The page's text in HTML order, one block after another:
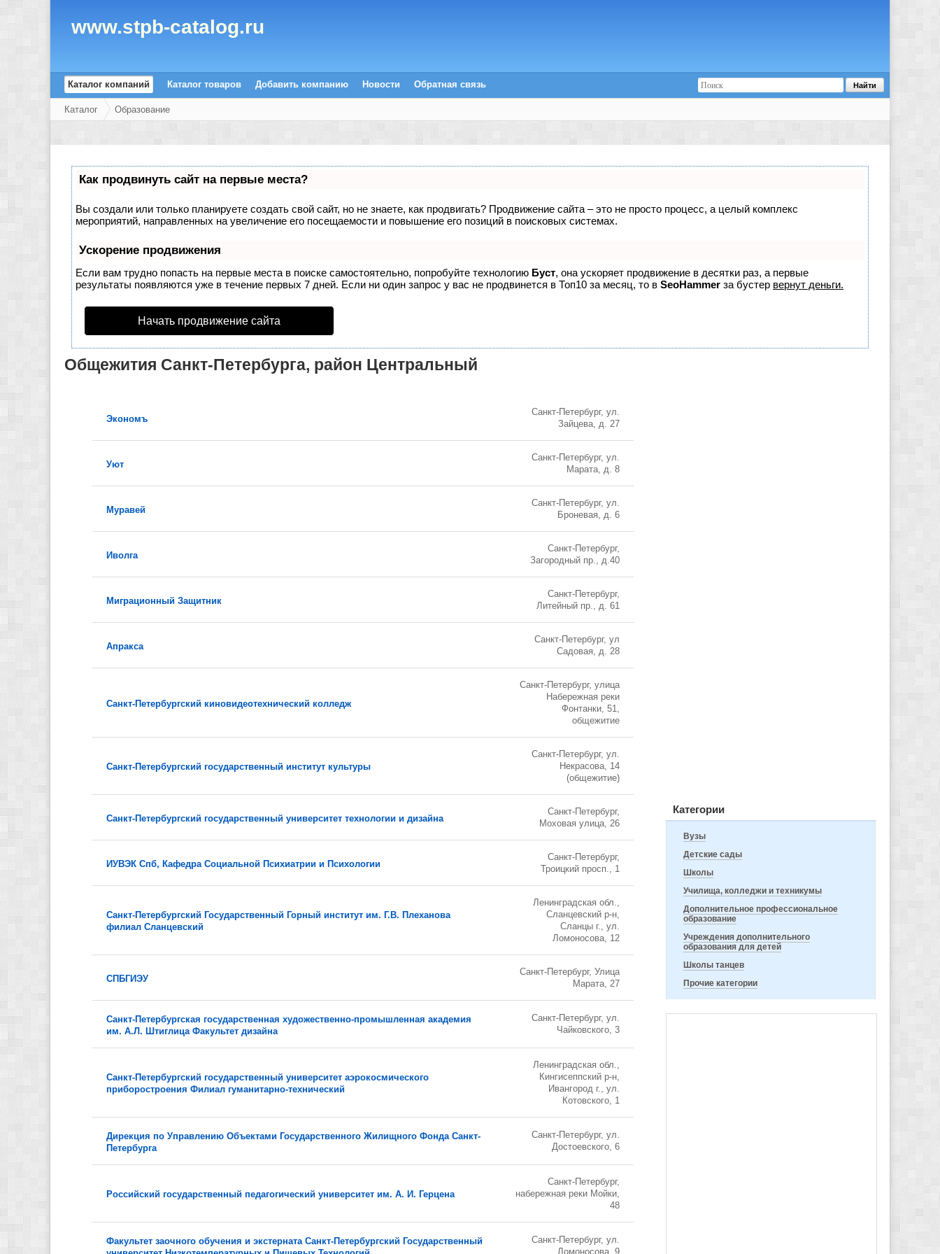
www.stpb-catalog.ru
Каталог компаний Каталог товаров Добавить компанию Новости Обратная связь
Каталог Образование
Как продвинуть сайт на первые места?
Вы создали или только планируете создать свой сайт, но не знаете, как продвигать? Продвижение сайта – это не просто процесс, а целый комплекс
мероприятий, направленных на увеличение его посещаемости и повышение его позиций в поисковых системах.
Ускорение продвижения
Если вам трудно попасть на первые места в поиске самостоятельно, попробуйте технологию Буст, она ускоряет продвижение в десятки раз, а первые
результаты появляются уже в течение первых 7 дней. Если ни один запрос у вас не продвинется в Топ10 за месяц, то в SeoHammer за бустер вернут деньги.
Начать продвижение сайта
Категории
Вузы
Детские сады
Школы
Училища, колледжи и техникумы
Дополнительное профессиональное
образование
Учреждения дополнительного
образования для детей
Школы танцев
Прочие категории
Общежития Санкт-Петербурга, район Центральный
Экономъ
Санкт-Петербург, ул.
Зайцева, д. 27
Уют
Санкт-Петербург, ул.
Марата, д. 8
Муравей
Санкт-Петербург, ул.
Броневая, д. 6
Иволга
Санкт-Петербург,
Загородный пр., д.40
Миграционный Защитник
Санкт-Петербург,
Литейный пр., д. 61
Апракса
Санкт-Петербург, ул
Садовая, д. 28
Санкт-Петербургский киновидеотехнический колледж
Санкт-Петербург, улица
Набережная реки
Фонтанки, 51,
общежитие
Санкт-Петербургский государственный институт культуры
Санкт-Петербург, ул.
Некрасова, 14
(общежитие)
Санкт-Петербургский государственный университет технологии и дизайна
Санкт-Петербург,
Моховая улица, 26
ИУВЭК Спб, Кафедра Социальной Психиатрии и Психологии
Санкт-Петербург,
Троицкий просп., 1
Санкт-Петербургский Государственный Горный институт им. Г.В. Плеханова
филиал Сланцевский
Ленинградская обл.,
Сланцевский р-н,
Сланцы г., ул.
Ломоносова, 12
СПБГИЭУ
Санкт-Петербург, Улица
Марата, 27
Санкт-Петербургская государственная художественно-промышленная академия
им. А.Л. Штиглица Факультет дизайна
Санкт-Петербург, ул.
Чайковского, 3
Санкт-Петербургский государственный университет аэрокосмического
приборостроения Филиал гуманитарно-технический
Ленинградская обл.,
Кингисеппский р-н,
Ивангород г., ул.
Котовского, 1
Дирекция по Управлению Объектами Государственного Жилищного Фонда Санкт-
Петербурга
Санкт-Петербург, ул.
Достоевского, 6
Российский государственный педагогический университет им. А. И. Герцена
Санкт-Петербург,
набережная реки Мойки,
48
Факультет заочного обучения и экстерната Санкт-Петербургский Государственный
Санкт-Петербург, ул.
Ломоносова, 9